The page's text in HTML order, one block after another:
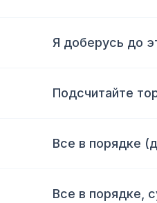
Я доберусь до
Подсчитайте
Все в порядке
Все в порядке,